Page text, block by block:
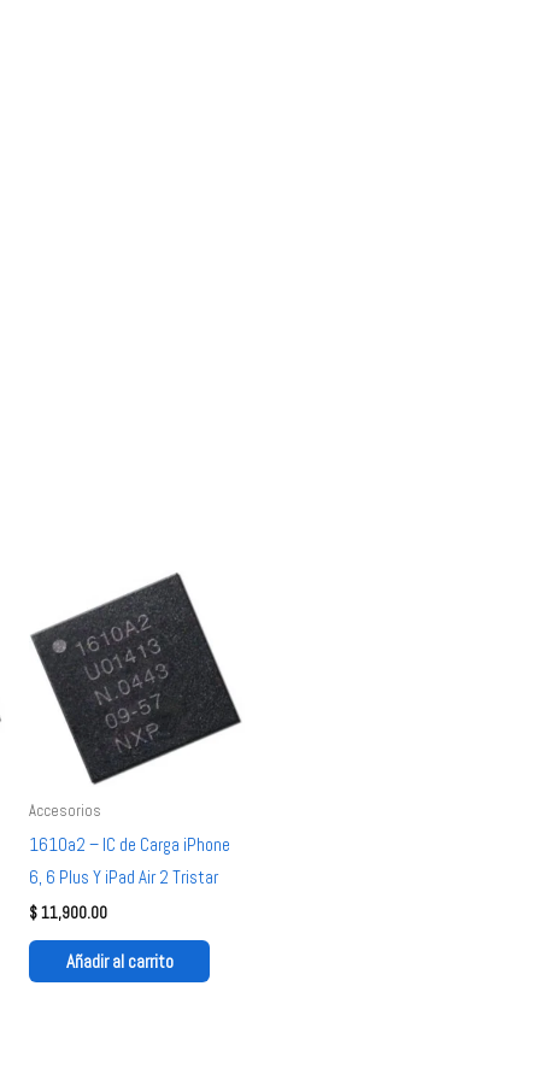
Accesorios
1610a2 – IC de Carga iPhone
6, 6 Plus Y iPad Air 2 Tristar
$11,900.00
Añadir al carrito